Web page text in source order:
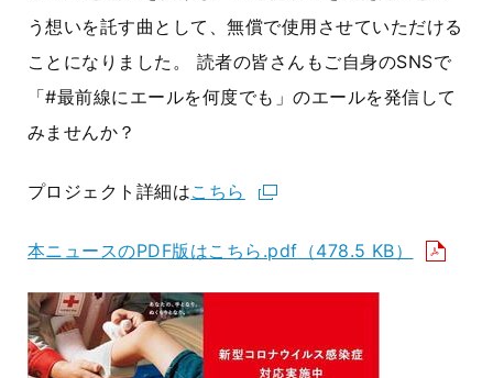
う想いを託す曲として、無償で使用させていただける
ことになりました。 読者の皆さんもご自身のSNSで
「#最前線にエールを何度でも」のエールを発信して
みませんか？
プロジェクト詳細はこちら
本ニュースのPDF版はこちら.pdf （478.5 KB）